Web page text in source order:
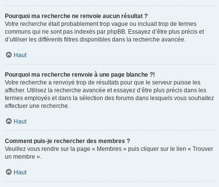
Pourquoi ma recherche ne renvoie aucun résultat ?
Votre recherche était probablement trop vague ou incluait trop de termes
communs qui ne sont pas indexés par phpBB. Essayez d’être plus précis et
d’utiliser les différents filtres disponibles dans la recherche avancée.
Haut
Pourquoi ma recherche renvoie à une page blanche ?!
Votre recherche a renvoyé trop de résultats pour que le serveur puisse les
afficher. Utilisez la recherche avancée et essayez d’être plus précis dans les
termes employés et dans la sélection des forums dans lesquels vous souhaitez
effectuer une recherche.
Haut
Comment puis-je rechercher des membres ?
Veuillez vous rendre sur la page « Membres » puis cliquer sur le lien « Trouver
un membre ».
Haut